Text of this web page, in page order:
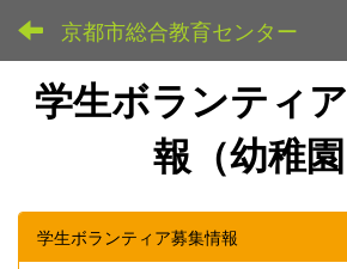
京都市総合教育センター
学生ボランティ
報（幼稚園
学生ボランティア募集情報